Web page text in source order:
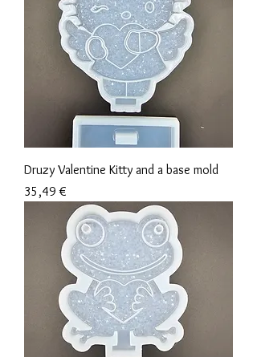
Druzy Valentine Kitty and a base mold
Prix
35,49 €